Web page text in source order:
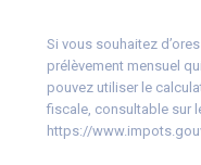
Si vous souhaitez
prélèvement mensuel
pouvez utiliser le
fiscale, consultable sur
https://